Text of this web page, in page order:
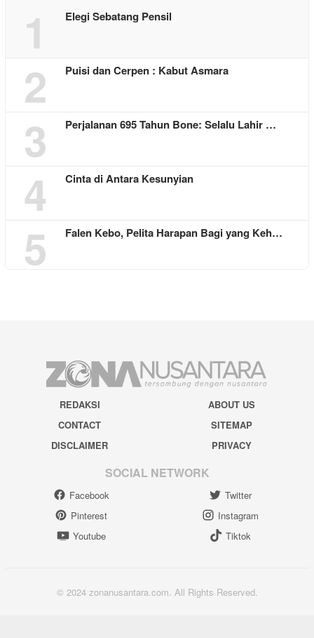
1 Elegi Sebatang Pensil
2 Puisi dan Cerpen : Kabut Asmara
3 Perjalanan 695 Tahun Bone: Selalu Lahir …
4 Cinta di Antara Kesunyian
5 Falen Kebo, Pelita Harapan Bagi yang Keh…
REDAKSI
ABOUT US
CONTACT
SITEMAP
DISCLAIMER
PRIVACY
SOCIAL NETWORK
Facebook
Twitter
Pinterest
Instagram
Youtube
Tiktok
© 2024 zonanusantara.com. All Rights Reserved.